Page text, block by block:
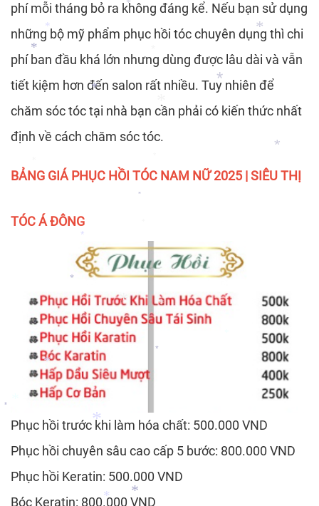
*
*
*
*
*
*
*
*
*
*
*
*
*
*
*
phí mỗi tháng bỏ ra không đáng kể. Nếu bạn sử dụng
những bộ mỹ phẩm phục hồi tóc chuyên dụng thì chi
phí ban đầu khá lớn nhưng dùng được lâu dài và vẫn
tiết kiệm hơn đến salon rất nhiều. Tuy nhiên để
chăm sóc tóc tại nhà bạn cần phải có kiến thức nhất
định về cách chăm sóc tóc.
BẢNG GIÁ PHỤC HỒI TÓC NAM NỮ 2025 | SIÊU THỊ
TÓC Á ĐÔNG
Phục hồi trước khi làm hóa chất: 500.000 VND
Phục hồi chuyên sâu cao cấp 5 bước: 800.000 VND
Phục hồi Keratin: 500.000 VND
Bóc Keratin: 800.000 VND